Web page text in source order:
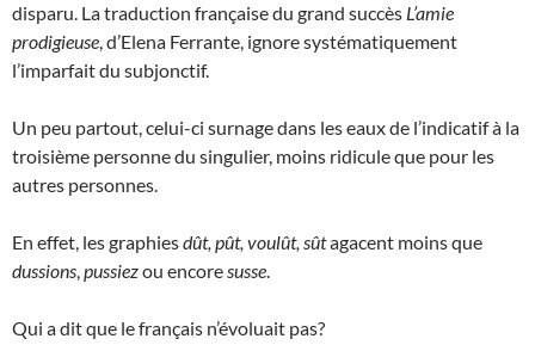
disparu. La traduction française du grand succès L’amie
prodigieuse, d’Elena Ferrante, ignore systématiquement
l’imparfait du subjonctif.
Un peu partout, celui-ci surnage dans les eaux de l’indicatif à la
troisième personne du singulier, moins ridicule que pour les
autres personnes.
En effet, les graphiesdût, pût, voulût, sûtagacent moins que
dussions,pussiezou encoresusse.
Qui a dit que le français n’évoluait pas?